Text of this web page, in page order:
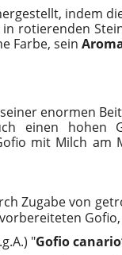
indem
rotierenden
Farbe, sein
enormen
einen
mit Milch
Zugabe von
"Gofio canario